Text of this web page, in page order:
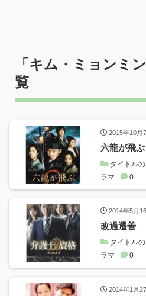
「キム・ミョンミン
覧
2015年10月
六龍が飛ぶ
タイトル
ラマ
0
2014年5月
改過遷善
タイトル
ラマ
0
2014年1月